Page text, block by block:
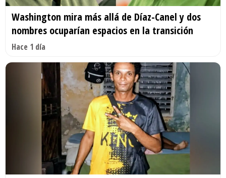
Washington mira más allá de Díaz-Canel y dos
nombres ocuparían espacios en la transición
Hace 1 día